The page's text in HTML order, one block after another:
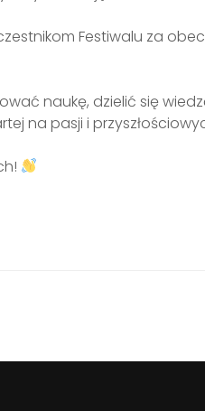
Festiwalu za
naukę, dzielić się
na pasji i